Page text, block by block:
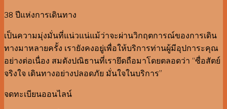
on
product
page
38 ปีแห่งการเดินทาง
เป็นความมุ่งมั่นที่แน่วแน่แม้ว่าจะผ่านวิกฤตการณ์ของการเดิน
ทางมาหลายครั้ง เรายังคงอยู่เพื่อให้บริการท่านผู้มีอุปการะคุณ
อย่างต่อเนื่อง สมดังปณิธานที่เรายึดถือมาโดยตลอดว่า “ซื่อสัตย์
จริงใจ เดินทางอย่างปลอดภัย มั่นใจในบริการ”
จดทะเบียนออนไลน์